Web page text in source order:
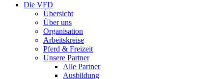
Die VFD
Übersicht
Über uns
Organisation
Arbeitskreise
Pferd & Freizeit
Unsere Partner
Alle Partner
Ausbildung